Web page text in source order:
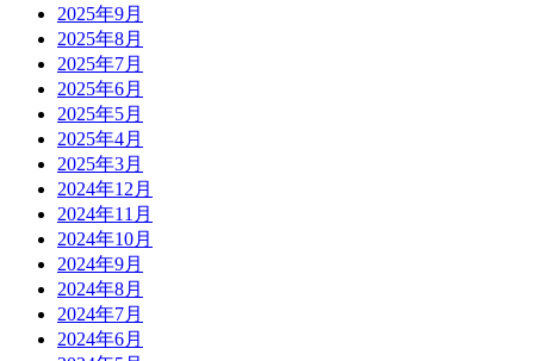
2025年9月
2025年8月
2025年7月
2025年6月
2025年5月
2025年4月
2025年3月
2024年12月
2024年11月
2024年10月
2024年9月
2024年8月
2024年7月
2024年6月